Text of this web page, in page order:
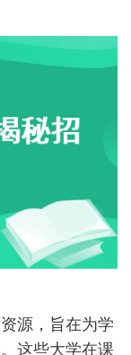
源，旨在为学
这些大学在课